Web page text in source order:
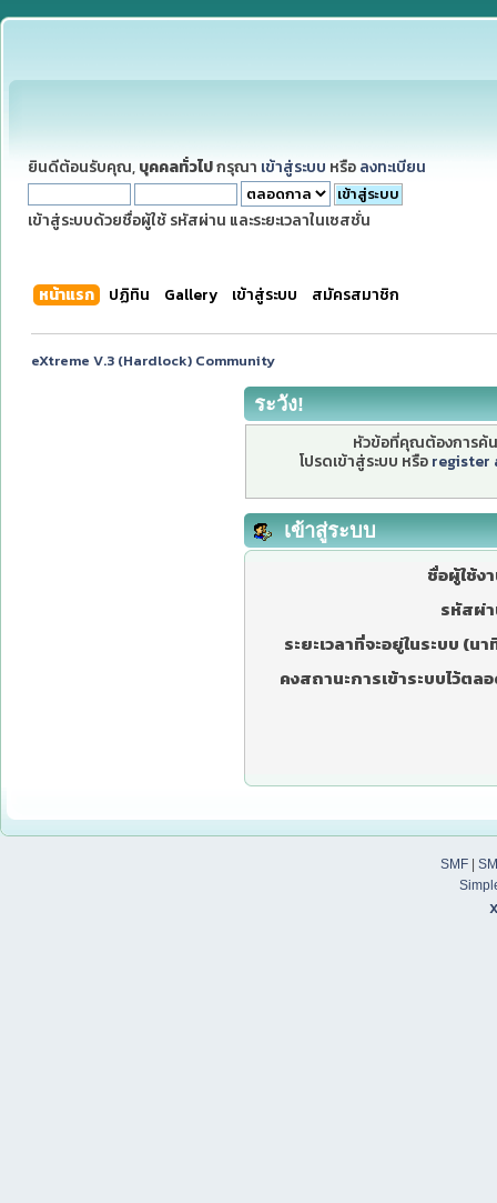
ยินดีต้อนรับคุณ, บุคคลทั่วไปกรุณา เข้าสู่ระบบ หรือ ลงทะเบียน
เข้าสู่ระบบด้วยชื่อผู้ใช้ รหัสผ่าน และระยะเวลาในเซสชั่น
หน้าแรก ปฏิทิน Gallery เข้าสู่ระบบ สมัครสมาชิก
eXtreme V.3 (Hardlock) Community
ระวัง!
หัวข้อที่คุณต้องการค้
โปรดเข้าสู่ระบบ หรือ register
เข้าสู่ระบบ
ชื่อผู้ใช้ง
รหัสผ่
ระยะเวลาที่จะอยู่ในระบบ (นา
คงสถานะการเข้าระบบไว้ตล
SMF|